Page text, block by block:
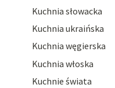
Kuchnia słowacka
Kuchnia ukraińska
Kuchnia węgierska
Kuchnia włoska
Kuchnie świata